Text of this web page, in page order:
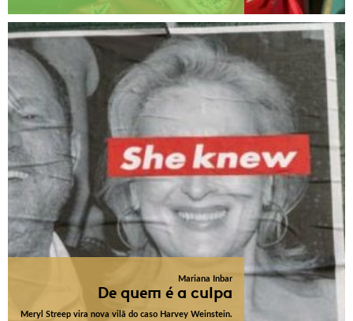
Mariana Inbar
De quem é a culpa
Meryl Streep vira nova vilã do caso Harvey Weinstein.